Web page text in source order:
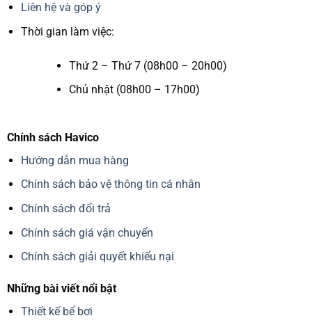
Liên hệ và góp ý
Thời gian làm việc:
Thứ 2 – Thứ 7 (08h00 – 20h00)
Chủ nhật (08h00 – 17h00)
Chính sách Havico
Hướng dẫn mua hàng
Chính sách bảo vệ thông tin cá nhân
Chính sách đổi trả
Chính sách giá vận chuyển
Chính sách giải quyết khiếu nại
Những bài viết nổi bật
Thiết kế bể bơi